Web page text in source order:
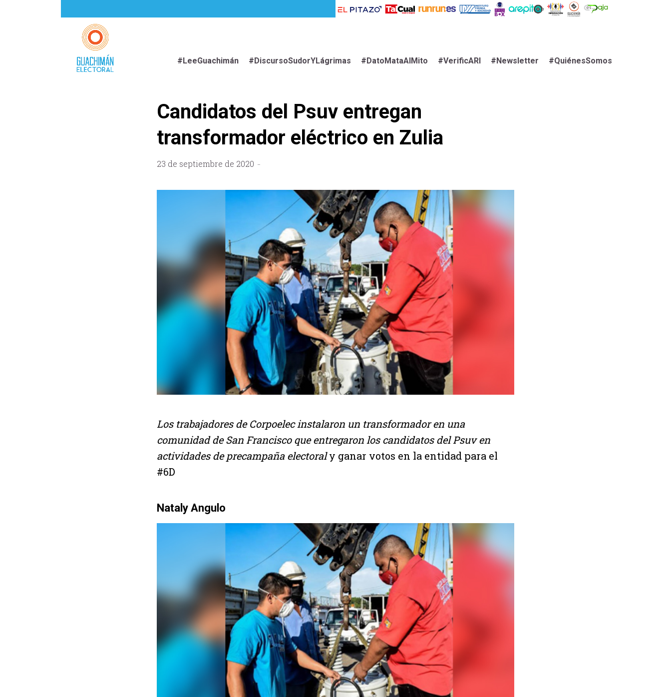
#LeeGuachimán #DiscursoSudorYLágrimas #DatoMataAlMito #VerificARI #Newsletter #QuiénesSomos
Candidatos del Psuv entregan
transformador eléctrico en Zulia
23 de septiembre de 2020
Los trabajadores de Corpoelec instalaron un transformador en una
comunidad de San Francisco que entregaron los candidatos del Psuv en
actividades de precampaña electoraly ganar votos en la entidad para el
#6D
Nataly Angulo